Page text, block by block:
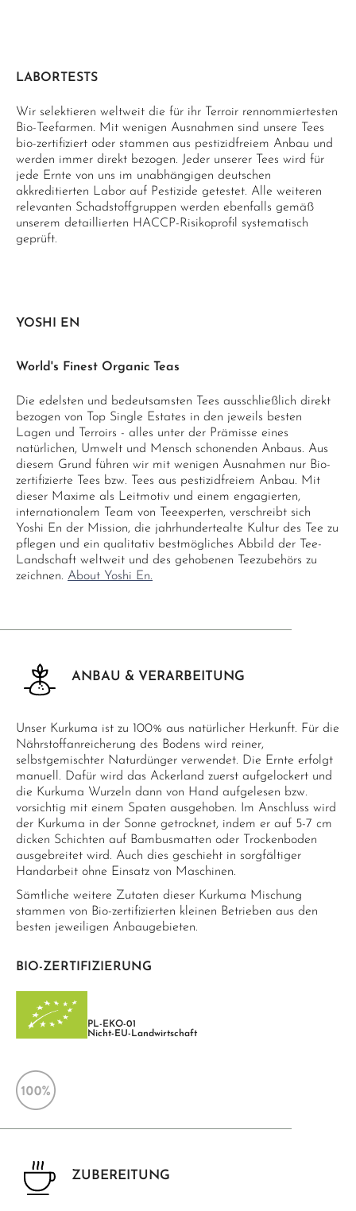
LABORTESTS
Wir selektieren weltweit die für ihr Terroir rennommiertesten
Bio-Teefarmen. Mit wenigen Ausnahmen sind unsere Tees
bio-zertifiziert oder stammen aus pestizidfreiem Anbau und
werden immer direkt bezogen. Jeder unserer Tees wird für
jede Ernte von uns im unabhängigen deutschen
akkreditierten Labor auf Pestizide getestet. Alle weiteren
relevanten Schadstoffgruppen werden ebenfalls gemäß
unserem detaillierten HACCP-Risikoprofil systematisch
geprüft.
YOSHI EN
World's Finest Organic Teas
Die edelsten und bedeutsamsten Tees ausschließlich direkt
bezogen von Top Single Estates in den jeweils besten
Lagen und Terroirs - alles unter der Prämisse eines
natürlichen, Umwelt und Mensch schonenden Anbaus. Aus
diesem Grund führen wir mit wenigen Ausnahmen nur Bio-
zertifizierte Tees bzw. Tees aus pestizidfreiem Anbau. Mit
dieser Maxime als Leitmotiv und einem engagierten,
internationalem Team von Teeexperten, verschreibt sich
Yoshi En der Mission, die jahrhundertealte Kultur des Tee zu
pflegen und ein qualitativ bestmögliches Abbild der Tee-
Landschaft weltweit und des gehobenen Teezubehörs zu
zeichnen. About Yoshi En.
ANBAU & VERARBEITUNG
Unser Kurkuma ist zu 100% aus natürlicher Herkunft. Für die
Nährstoffanreicherung des Bodens wird reiner,
selbstgemischter Naturdünger verwendet. Die Ernte erfolgt
manuell. Dafür wird das Ackerland zuerst aufgelockert und
die Kurkuma Wurzeln dann von Hand aufgelesen bzw.
vorsichtig mit einem Spaten ausgehoben. Im Anschluss wird
der Kurkuma in der Sonne getrocknet, indem er auf 5-7 cm
dicken Schichten auf Bambusmatten oder Trockenboden
ausgebreitet wird. Auch dies geschieht in sorgfältiger
Handarbeit ohne Einsatz von Maschinen.
Sämtliche weitere Zutaten dieser Kurkuma Mischung
stammen von Bio-zertifizierten kleinen Betrieben aus den
besten jeweiligen Anbaugebieten.
BIO-ZERTIFIZIERUNG
PL-EKO-01
Nicht-EU-Landwirtschaft
ZUBEREITUNG